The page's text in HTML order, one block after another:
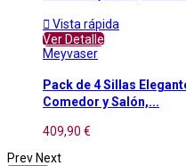
 Vista rápida
Ver Detalle
Meyvaser
Pack de 4 Sillas
Comedor y Salón,...
409,90 €
Prev Next